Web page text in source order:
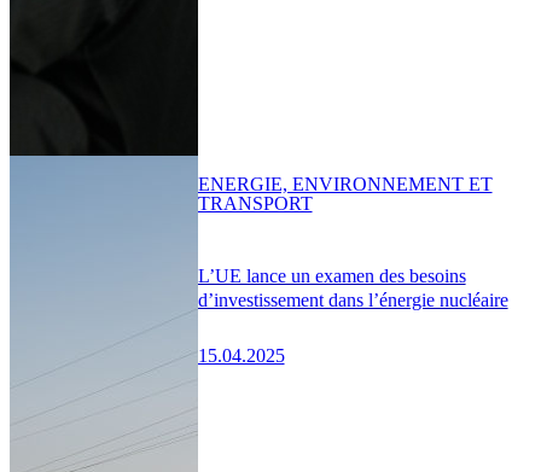
L’UE lance un examen des besoins
d’investissement dans l’énergie nucléaire
15.04.2025
ENERGIE, ENVIRONNEMENT ET
TRANSPORT